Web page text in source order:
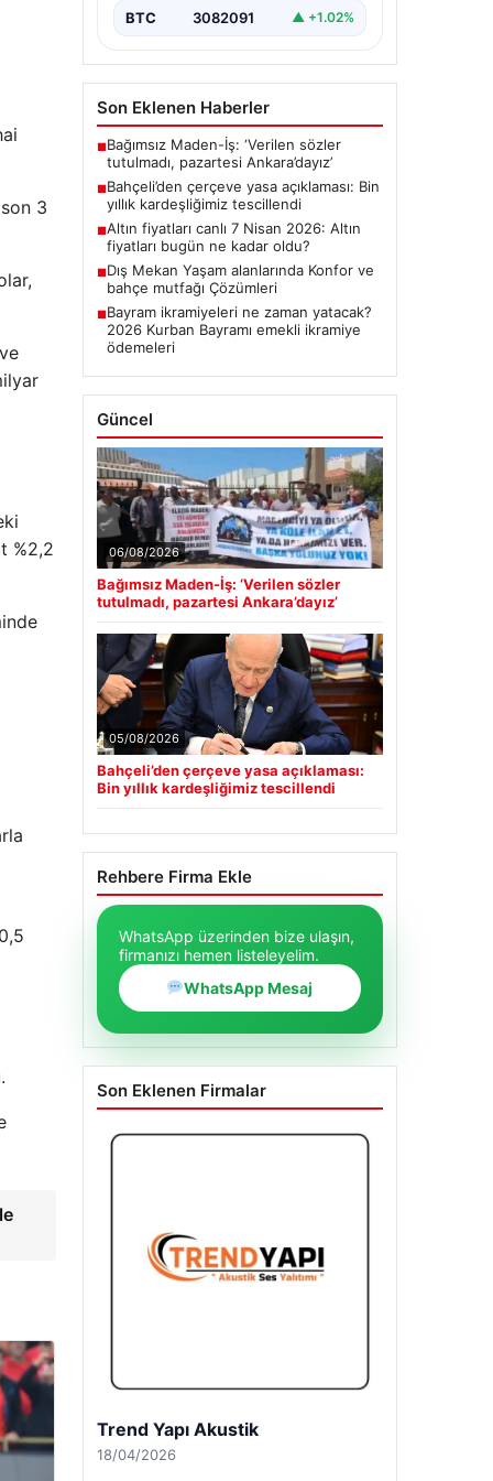
3
%2,2
BTC 3082091 ▲ +1.02%
Son Eklenen Haberler
■Bağımsız Maden-İş: ‘Verilen sözler
tutulmadı, pazartesi Ankara’dayız’
■Bahçeli’den çerçeve yasa açıklaması: Bin
yıllık kardeşliğimiz tescillendi
■Altın fiyatları canlı 7 Nisan 2026: Altın
fiyatları bugün ne kadar oldu?
■Dış Mekan Yaşam alanlarında Konfor ve
bahçe mutfağı Çözümleri
■Bayram ikramiyeleri ne zaman yatacak?
2026 Kurban Bayramı emekli ikramiye
ödemeleri
Güncel
06/08/2026
Bağımsız Maden-İş: ‘Verilen sözler
tutulmadı, pazartesi Ankara’dayız’
05/08/2026
Bahçeli’den çerçeve yasa açıklaması:
Bin yıllık kardeşliğimiz tescillendi
Rehbere Firma Ekle
WhatsApp üzerinden bize ulaşın,
firmanızı hemen listeleyelim.
WhatsApp Mesaj
Son Eklenen Firmalar
Trend Yapı Akustik
18/04/2026